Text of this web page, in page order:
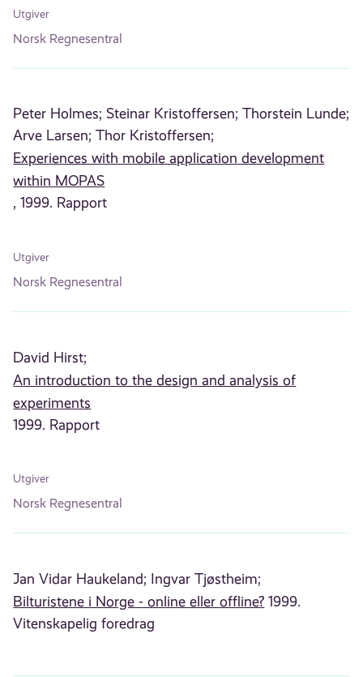
Utgiver
Norsk Regnesentral
Peter Holmes; Steinar Kristoffersen; Thorstein Lunde;
Arve Larsen; Thor Kristoffersen;
Experiences with mobile application development
within MOPAS
, 1999. Rapport
Utgiver
Norsk Regnesentral
David Hirst;
An introduction to the design and analysis of
experiments
1999. Rapport
Utgiver
Norsk Regnesentral
Jan Vidar Haukeland; Ingvar Tjøstheim;
Bilturistene i Norge - online eller offline? 1999.
Vitenskapelig foredrag